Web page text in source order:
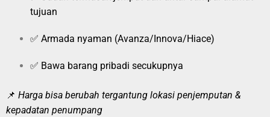
tujuan
✅ Armada nyaman (Avanza/Innova/Hiace)
✅ Bawa barang pribadi secukupnya
📌 Harga bisa berubah tergantung lokasi penjemputan &
kepadatan penumpang